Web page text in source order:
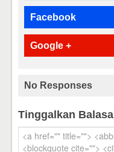
Facebook
Google +
No Responses
Tinggalkan